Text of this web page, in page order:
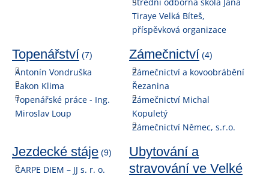
Tiraye Velká Bíteš,
příspěvková organizace
Topenářství (7)
Antonín Vondruška
Eakon Klima
Topenářské práce - Ing.
Miroslav Loup
Zámečnictví (4)
Zámečnictví a kovoobrábění
Řezanina
Zámečnictví Michal
Kopuletý
Zámečnictví Němec, s.r.o.
Jezdecké stáje (9)
CARPE DIEM – JJ s. r. o.
Ubytování a
stravování ve Velké